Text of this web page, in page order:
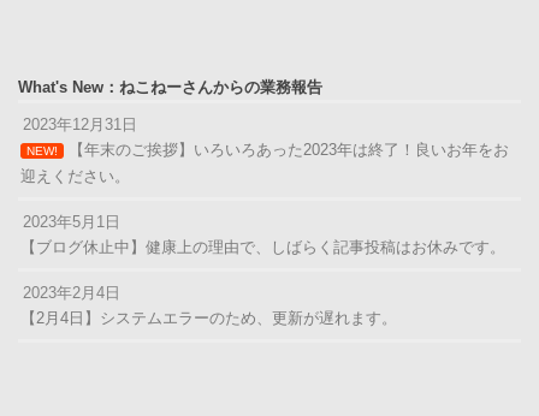
What's New：ねこねーさんからの業務報告
2023年12月31日
NEW!
【年末のご挨拶】いろいろあった2023年は終了！良いお年をお
迎えください。
2023年5月1日
【ブログ休止中】健康上の理由で、しばらく記事投稿はお休みです。
2023年2月4日
【2月4日】システムエラーのため、更新が遅れます。